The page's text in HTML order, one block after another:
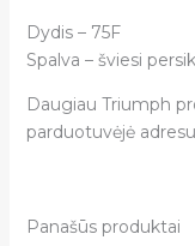
Dydis – 75F
Spalva – šviesi
Daugiau Triumph
parduotuvėjė
Panašūs produktai